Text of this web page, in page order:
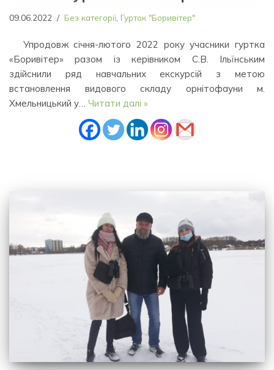
09.06.2022 Без категорії Гурток "Боривітер"
Упродовж січня-лютого 2022 року учасники гуртка
«Боривітер» разом із керівником С.В. Ільїнським
здійснили ряд навчальних екскурсій з метою
встановлення видового складу орнітофауни м.
Хмельницький у… Читати далі »